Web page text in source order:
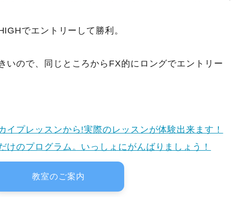
でエントリーして勝利。
いので、同じところからFX的にロングでエントリー
イプレッスンから!実際のレッスンが体験出来ます！
けのプログラム。いっしょにがんばりましょう！
教室のご案内